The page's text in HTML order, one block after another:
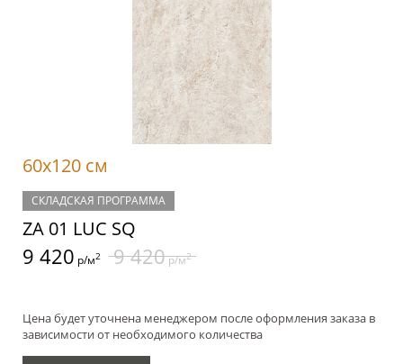
60x120 см
СКЛАДСКАЯ ПРОГРАММА
ZA 01 LUC SQ
9 420 р/м2 9 420р/м2
Цена будет уточнена менеджером после оформления заказа в
зависимости от необходимого количества